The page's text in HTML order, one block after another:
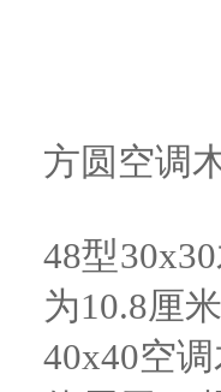
方圆空调
48型30x30
为10.8厘
40x40空